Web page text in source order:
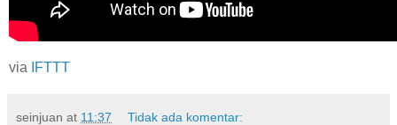
via IFTTT
seinjuan at 11:37 Tidak ada komentar: